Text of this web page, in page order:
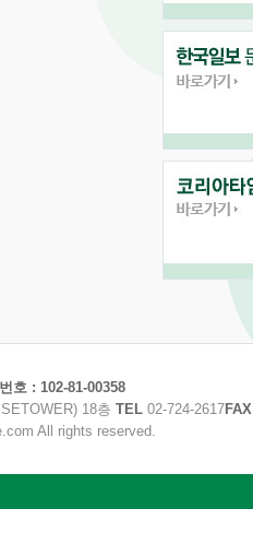
호 : 102-81-00358
18층 TEL 02-724-2617FAX
All rights reserved.